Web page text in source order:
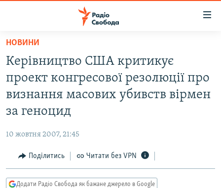
Перейти
основного
матеріалу
Перейти
до
основної
Перейти
пошуку
ВСЕ ЗА ДОБУ
СТАТТІ
КУЛЬТУРА
СПОРТ
ДОНБАС.РЕАЛІЇ
КРИМ.РЕАЛІЇ
ТИ ЯК?
НОВИНИ
Керівництво США критикує
проект конгресової резолюції про
визнання масових убивств вірмен
за геноцид
10 жовтня 2007, 21:45
Поділитись Читати без VPN
Додати Радіо Свобода як бажане джерело в Google